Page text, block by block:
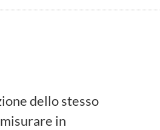
dello stesso
in